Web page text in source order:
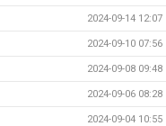
2024-09-14 12:07
2024-09-10 07:56
2024-09-08 09:48
2024-09-06 08:28
2024-09-04 10:55